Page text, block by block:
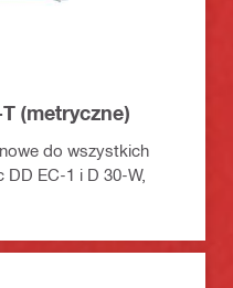
(metryczne)
do wszystkich
EC-1 i D 30-W,